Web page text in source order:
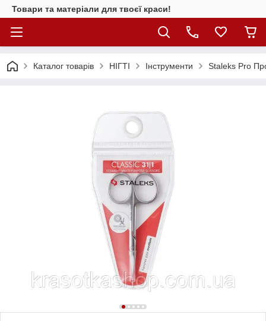
Товари та матеріали для твоєї краси!
Каталог товарiв НІГТІ Інструменти Staleks Pro